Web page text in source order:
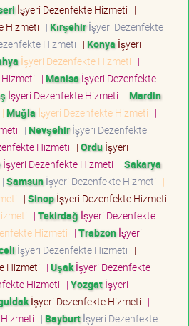
İşyeri Dezenfekte Hizmeti |
Hizmeti | Kırşehirİşyeri Dezenfekte
Hizmeti | Konya İşyeri
İşyeri Dezenfekte Hizmeti |
| Manisa İşyeri Dezenfekte
İşyeri Dezenfekte Hizmeti | Mardin
| Muğla İşyeri Dezenfekte Hizmeti |
| Nevşehirİşyeri Dezenfekte
Hizmeti | Orduİşyeri
İşyeri Dezenfekte Hizmeti | Sakarya
| Samsunİşyeri Dezenfekte Hizmeti |
| Sinopİşyeri Dezenfekte Hizmeti
| Tekirdağ İşyeri Dezenfekte
Hizmeti | Trabzonİşyeri
İşyeri Dezenfekte Hizmeti |
Hizmeti | Uşakİşyeri Dezenfekte
Hizmeti | Yozgatİşyeri
İşyeri Dezenfekte Hizmeti |
| Bayburtİşyeri Dezenfekte